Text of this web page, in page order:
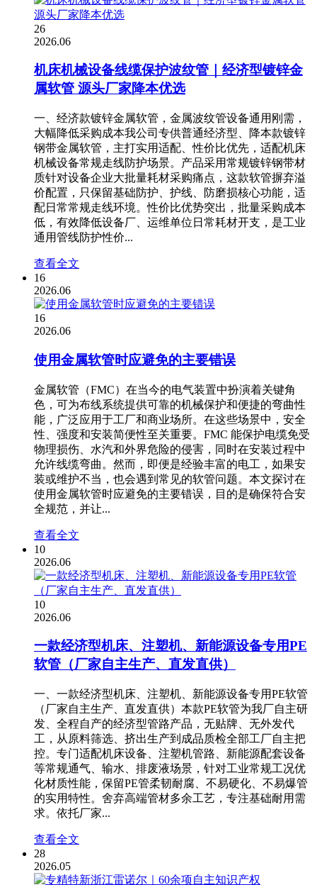
26
2026.06
机床机械设备线缆保护波纹管｜经济型镀锌金
属软管 源头厂家降本优选
一、经济款镀锌金属软管，金属波纹管设备通用刚需，
大幅降低采购成本我公司专供普通经济型、降本款镀锌
钢带金属软管，主打实用适配、性价比优先，适配机床
机械设备常规走线防护场景。产品采用常规镀锌钢带材
质针对设备企业大批量耗材采购痛点，这款软管摒弃溢
价配置，只保留基础防护、护线、防磨损核心功能，适
配日常常规走线环境。性价比优势突出，批量采购成本
低，有效降低设备厂、运维单位日常耗材开支，是工业
通用管线防护性价...
查看全文
16
2026.06
16
2026.06
使用金属软管时应避免的主要错误
金属软管（FMC）在当今的电气装置中扮演着关键角
色，可为布线系统提供可靠的机械保护和便捷的弯曲性
能，广泛应用于工厂和商业场所。在这些场景中，安全
性、强度和安装简便性至关重要。FMC 能保护电缆免受
物理损伤、水汽和外界危险的侵害，同时在安装过程中
允许线缆弯曲。然而，即便是经验丰富的电工，如果安
装或维护不当，也会遇到常见的软管问题。本文探讨在
使用金属软管时应避免的主要错误，目的是确保符合安
全规范，并让...
查看全文
10
2026.06
10
2026.06
一款经济型机床、注塑机、新能源设备专用PE
软管（厂家自主生产、直发直供）
一、一款经济型机床、注塑机、新能源设备专用PE软管
（厂家自主生产、直发直供）本款PE软管为我厂自主研
发、全程自产的经济型管路产品，无贴牌、无外发代
工，从原料筛选、挤出生产到成品质检全部工厂自主把
控。专门适配机床设备、注塑机管路、新能源配套设备
等常规通气、输水、排废液场景，针对工业常规工况优
化材质性能，保留PE管柔韧耐腐、不易硬化、不易爆管
的实用特性。舍弃高端管材多余工艺，专注基础耐用需
求。依托厂家...
查看全文
28
2026.05